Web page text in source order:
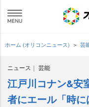
ホーム (オリコンニュース) 芸
ニュース 芸能
江戸川コナン&安
者にエール「時